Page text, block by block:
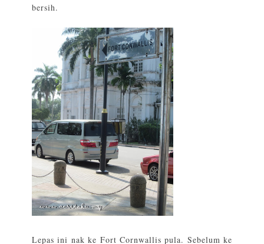
bersih.
Lepas ini nak ke Fort Cornwallis pula. Sebelum ke